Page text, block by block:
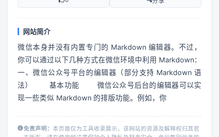
网站简介
微信本身并没有内置专门的 Markdown 编辑器。不过，
你可以通过以下几种方式在微信环境中利用 Markdown：
一、微信公众号平台的编辑器（部分支持 Markdown 语
法） 	基本功能 	微信公众号后台的编辑器可以实
现一些类似 Markdown 的排版功能。例如，你
免责声明： 本页面仅为工具收录展示，该网站的资源及解释权归其官